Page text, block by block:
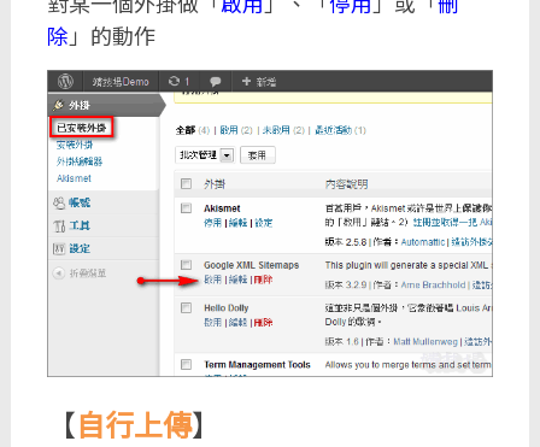
除 」的動作
【自行上傳】